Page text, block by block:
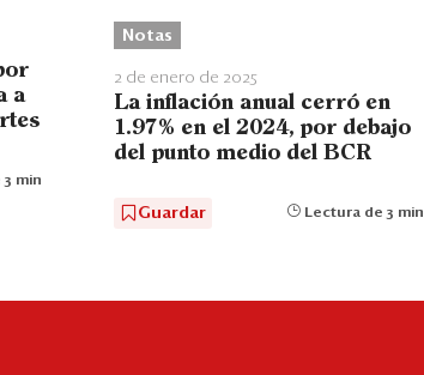
a
min
Notas
2 de enero de 2025
La inflación anual cerró en
1.97% en el 2024, por debajo
del punto medio del BCR
Guardar Lectura de 3 min